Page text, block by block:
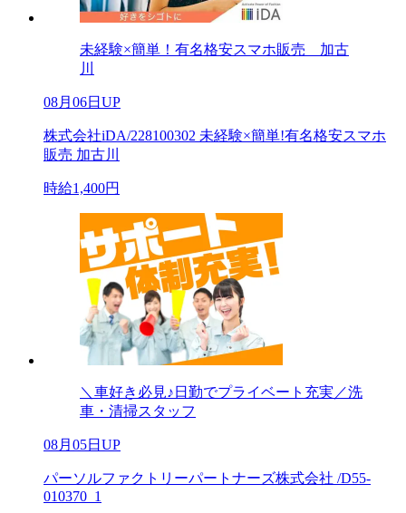
未経験×簡単！有名格安スマホ販売 加古
川
08月06日UP
株式会社iDA/228100302 未経験×簡単!有名格安スマホ
販売 加古川
時給1,400円
＼車好き必見♪日勤でプライベート充実／洗
車・清掃スタッフ
08月05日UP
パーソルファクトリーパートナーズ株式会社 /D55-
010370_1